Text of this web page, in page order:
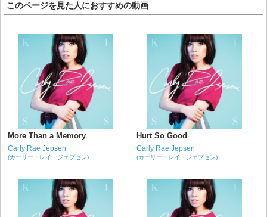
このページを見た人におすすめの動画
More Than a Memory
Carly Rae Jepsen
(カーリー・レイ・ジェプセン)
Hurt So Good
Carly Rae Jepsen
(カーリー・レイ・ジェプセン)